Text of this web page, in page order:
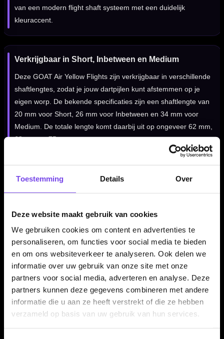
Toestemming Details Over
Deze website maakt gebruik van cookies
We gebruiken cookies om content en advertenties te
personaliseren, om functies voor social media te bieden
en om ons websiteverkeer te analyseren. Ook delen we
informatie over uw gebruik van onze site met onze
partners voor social media, adverteren en analyse. Deze
partners kunnen deze gegevens combineren met andere
informatie die u aan ze heeft verstrekt of die ze hebben
verzameld op basis van uw gebruik van hun services.
van een modern flight shaft systeem met een duidelijk
kleuraccent.
Verkrijgbaar in Short, Inbetween en Medium
Deze GOAT Air Yellow Flights zijn verkrijgbaar in verschillende
shaftlengtes, zodat je jouw dartpijlen kunt afstemmen op je
eigen worp. De bekende specificaties zijn een shaftlengte van
20 mm voor Short, 26 mm voor Inbetween en 34 mm voor
Medium. De totale lengte komt daarbij uit op ongeveer 62 mm,
68 mm en 75 mm.
GOAT Air Yellow Flights per set van 3 stuks
De GOAT Air Yellow Flights worden geleverd per set van drie
dartpijlen. Een goede keuze wanneer je wilt overstappen naar
een alles-in-één systeem of graag een gele flight shaft
combinatie gebruikt.
Kenmerken van de GOAT Air Yellow Flights
✓ GOAT Air flight shaft systeem
✓ Flight en shaft in één geheel
✓ Standard 6 / NO6 flightvorm